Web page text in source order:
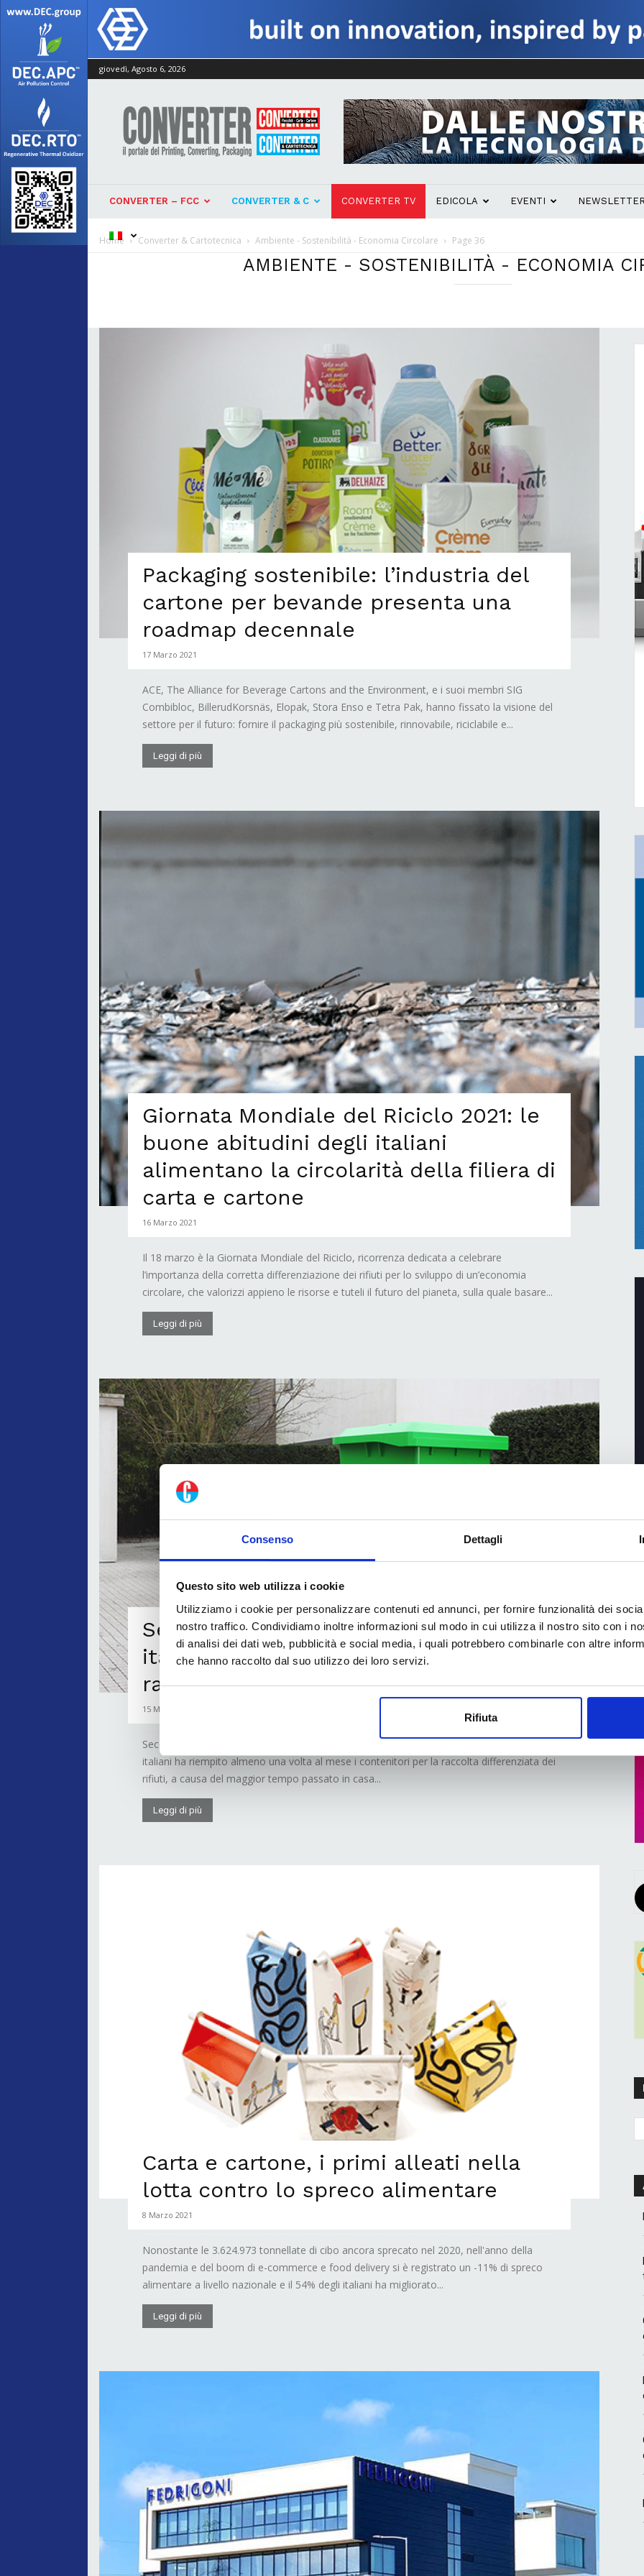
Consenso Dettagli
Questo sito web utilizza i cookie
Utilizziamo i cookie per personalizzare contenuti ed annunci, per fornire funzionalità dei
nostro traffico. Condividiamo inoltre informazioni sul modo in cui utilizza il nostro sito con i
di analisi dei dati web, pubblicità e social media, i quali potrebbero combinarle con altre
che hanno raccolto dal suo utilizzo dei loro servizi.
Rifiuta
giovedì, Agosto 6, 2026
Converter
CONVERTER – FCC CONVERTER & C CONVERTER TV EDICOLA EVENTI
Home Converter & Cartotecnica Ambiente - Sostenibilità - Economia Circolare Page 36
AMBIENTE - SOSTENIBILITÀ - ECONOMIA
Packaging sostenibile: l’industria del
cartone per bevande presenta una
roadmap decennale
17 Marzo 2021
ACE, The Alliance for Beverage Cartons and the Environment, e i suoi membri SIG
Combibloc, BillerudKorsnäs, Elopak, Stora Enso e Tetra Pak, hanno fissato la visione del
settore per il futuro: fornire il packaging più sostenibile, rinnovabile, riciclabile e...
Leggi di più
Giornata Mondiale del Riciclo 2021: le
buone abitudini degli italiani
alimentano la circolarità della filiera di
carta e cartone
16 Marzo 2021
Il 18 marzo è la Giornata Mondiale del Riciclo, ricorrenza dedicata a celebrare
l’importanza della corretta differenziazione dei rifiuti per lo sviluppo di un’economia
circolare, che valorizzi appieno le risorse e tuteli il futuro del pianeta, sulla quale basare...
Leggi di più
Sempre più differenziata in casa: per 7
italiani su 10 i contenitori per la
raccolta dei rifiuti sono troppo piccoli
15 Marzo 2021
Secondo quanto emerge da una ricerca condotta da OnePoll per DS Smith, il 71% degli
italiani ha riempito almeno una volta al mese i contenitori per la raccolta differenziata dei
rifiuti, a causa del maggior tempo passato in casa...
Leggi di più
Carta e cartone, i primi alleati nella
lotta contro lo spreco alimentare
8 Marzo 2021
Nonostante le 3.624.973 tonnellate di cibo ancora sprecato nel 2020, nell'anno della
pandemia e del boom di e-commerce e food delivery si è registrato un -11% di spreco
alimentare a livello nazionale e il 54% degli italiani ha migliorato...
Leggi di più